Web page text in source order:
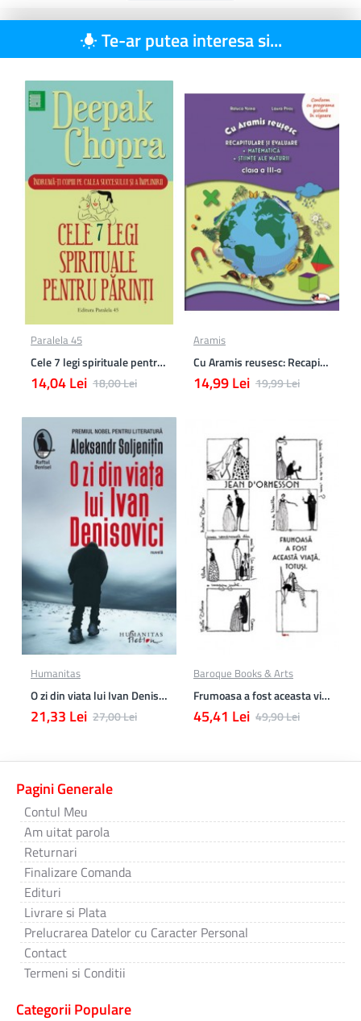
Te-ar putea interesa si...
Paralela 45
Cele 7 legi spirituale pentru parinti
14,04 Lei 18,00 Lei
Aramis
Cu Aramis reusesc: Recapitulare si evaluare - Clasa a 3-a (Matematica si Stiinte ale naturii)
14,99 Lei 19,99 Lei
Humanitas
O zi din viata lui Ivan Denisovici
21,33 Lei 27,00 Lei
Baroque Books & Arts
Frumoasa a fost aceasta viata. totusi.
45,41 Lei 49,90 Lei
Pagini Generale
Contul Meu
Am uitat parola
Returnari
Finalizare Comanda
Edituri
Livrare si Plata
Prelucrarea Datelor cu Caracter Personal
Contact
Termeni si Conditii
Categorii Populare